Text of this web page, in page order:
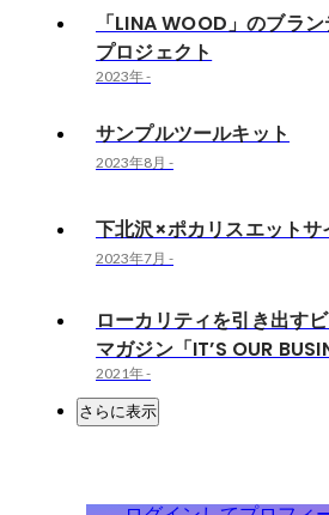
「LINA WOOD」のブラ
プロジェクト
2023年-
サンプルツールキット
2023年8月 -
下北沢×ポカリスエットサ
2023年7月 -
ローカリティを引き出す
マガジン「IT’S OUR
2021年-
さらに表示